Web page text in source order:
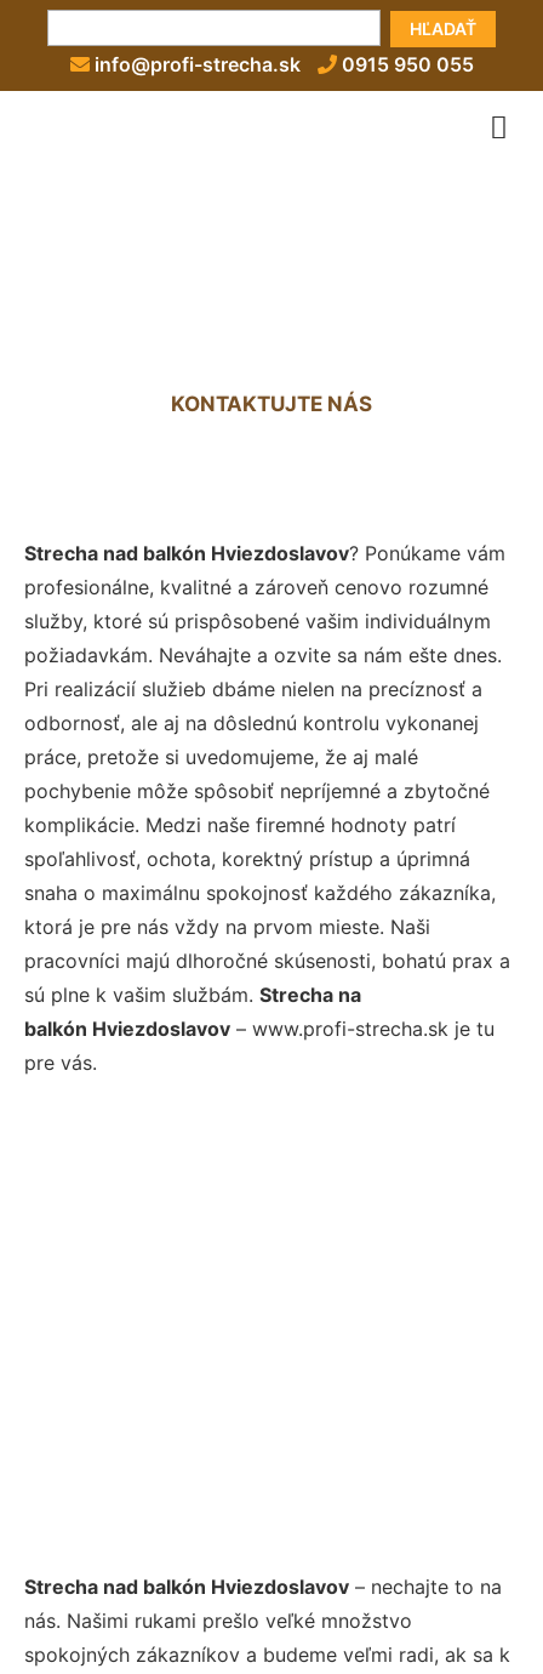
HĽADAŤ
info@profi-strecha.sk 0915 950 055
KONTAKTUJTE NÁS
Strecha nad balkón Hviezdoslavov? Ponúkame vám
profesionálne, kvalitné a zároveň cenovo rozumné
služby, ktoré sú prispôsobené vašim individuálnym
požiadavkám. Neváhajte a ozvite sa nám ešte dnes.
Pri realizácií služieb dbáme nielen na precíznosť a
odbornosť, ale aj na dôslednú kontrolu vykonanej
práce, pretože si uvedomujeme, že aj malé
pochybenie môže spôsobiť nepríjemné a zbytočné
komplikácie. Medzi naše firemné hodnoty patrí
spoľahlivosť, ochota, korektný prístup a úprimná
snaha o maximálnu spokojnosť každého zákazníka,
ktorá je pre nás vždy na prvom mieste. Naši
pracovníci majú dlhoročné skúsenosti, bohatú prax a
sú plne k vašim službám. Strecha na
balkón Hviezdoslavov – www.profi-strecha.sk je tu
pre vás.
Strecha nad balkón Hviezdoslavov – nechajte to na
nás. Našimi rukami prešlo veľké množstvo
spokojných zákazníkov a budeme veľmi radi, ak sa k